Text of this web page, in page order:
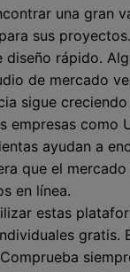
una gran
para sus
diseño rápido.
de mercado
sigue
empresas como
ayudan a
que el
en línea.
estas
gratis.
Comprueba